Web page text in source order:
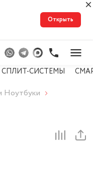
Открыть
СПЛИТ-СИСТЕМЫ
Ноутбуки